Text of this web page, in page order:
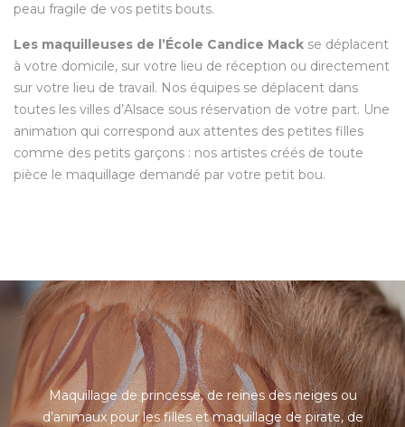
peau fragile de vos petits bouts.
Les maquilleuses de l’École Candice Mack se déplacent
à votre domicile, sur votre lieu de réception ou directement
sur votre lieu de travail. Nos équipes se déplacent dans
toutes les villes d’Alsace sous réservation de votre part. Une
animation qui correspond aux attentes des petites filles
comme des petits garçons : nos artistes créés de toute
pièce le maquillage demandé par votre petit bou.
Maquillage de princesse, de reines des neiges ou
d’animaux pour les filles et maquillage de pirate, de